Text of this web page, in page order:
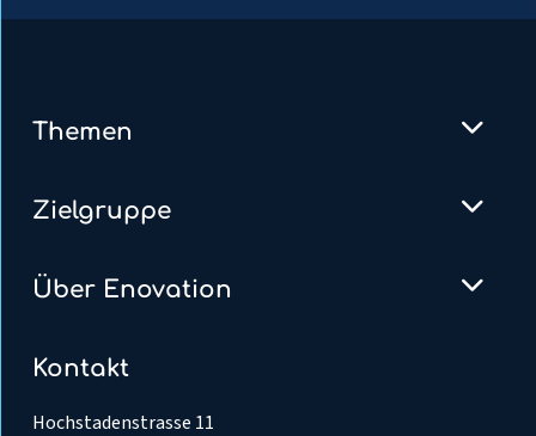
Themen
Zielgruppe
Über Enovation
Kontakt
Hochstadenstrasse 11